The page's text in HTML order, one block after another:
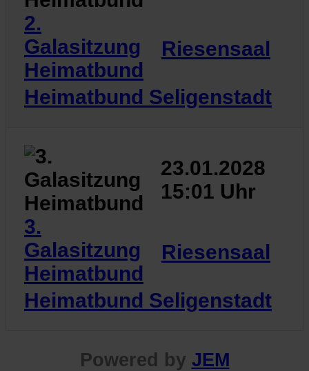
2.
Galasitzung
Heimatbund
Riesensaal
Heimatbund Seligenstadt
23.01.2028
15:01 Uhr
3.
Galasitzung
Heimatbund
Riesensaal
Heimatbund Seligenstadt
Powered by JEM